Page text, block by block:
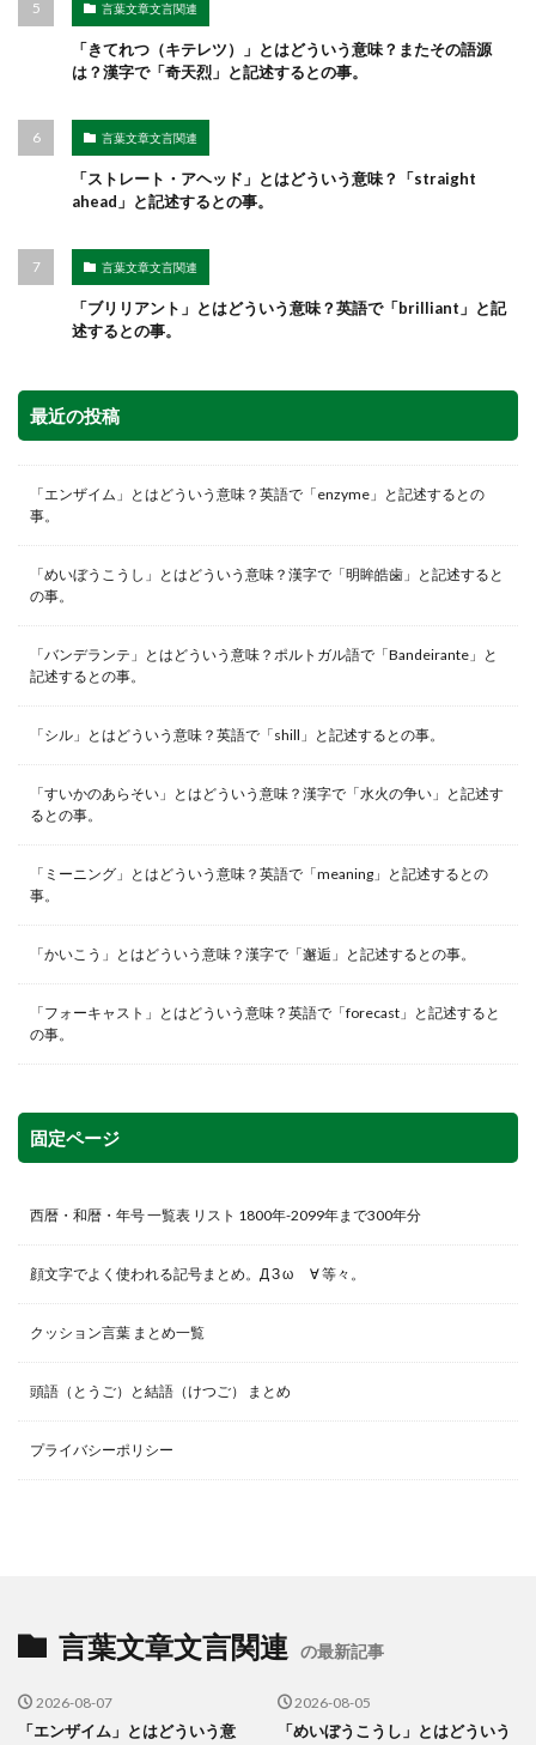
言葉文章文言関連
「きてれつ（キテレツ）」とはどういう意味？またその語源
は？漢字で「奇天烈」と記述するとの事。
言葉文章文言関連
「ストレート・アヘッド」とはどういう意味？「straight
ahead」と記述するとの事。
言葉文章文言関連
「ブリリアント」とはどういう意味？英語で「brilliant」と記
述するとの事。
最近の投稿
「エンザイム」とはどういう意味？英語で「enzyme」と記述するとの
事。
「めいぼうこうし」とはどういう意味？漢字で「明眸皓歯」と記述すると
の事。
「バンデランテ」とはどういう意味？ポルトガル語で「Bandeirante」と
記述するとの事。
「シル」とはどういう意味？英語で「shill」と記述するとの事。
「すいかのあらそい」とはどういう意味？漢字で「水火の争い」と記述す
るとの事。
「ミーニング」とはどういう意味？英語で「meaning」と記述するとの
事。
「かいこう」とはどういう意味？漢字で「邂逅」と記述するとの事。
「フォーキャスト」とはどういう意味？英語で「forecast」と記述すると
の事。
固定ページ
西暦・和暦・年号 一覧表 リスト 1800年-2099年まで300年分
顔文字でよく使われる記号まとめ。Д З ω ゞ∀ 等々。
クッション言葉 まとめ一覧
頭語（とうご）と結語（けつご） まとめ
プライバシーポリシー
言葉文章文言関連 の最新記事
2026-08-07
「エンザイム」とはどういう意
2026-08-05
「めいぼうこうし」とはどういう